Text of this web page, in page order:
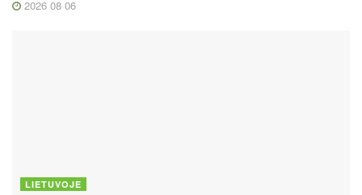
2026 08 06
LIETUVOJE